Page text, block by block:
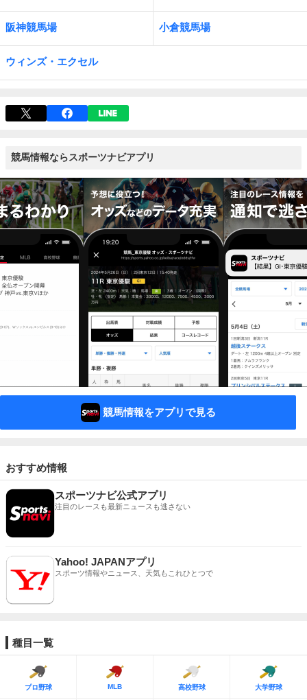
阪神競馬場 小倉競馬場
ウィンズ・エクセル
競馬情報ならスポーツナビアプリ
競馬情報をアプリで見る
おすすめ情報
スポーツナビ公式アプリ
注目のレースも最新ニュースも逃さない
Yahoo! JAPANアプリ
スポーツ情報やニュース、天気もこれひとつで
種目一覧
プロ野球 MLB 高校野球 大学野球